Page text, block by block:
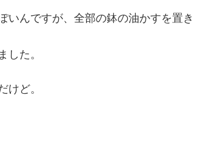
いんですが、全部の鉢の油かすを置き
た。
ど。